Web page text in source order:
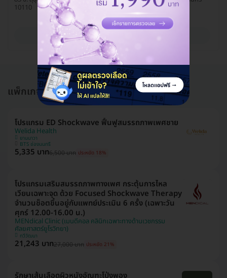
10110
ดูรายละเอียด
แพ็กเกจอื่นใน รักษาหย่อนสมรรถภาพ
โปรแกรม ED Shockwave ฟื้นฟูสมรรถภาพเพศชาย
Welida Health
ยานนาวา
BTS ช่องนนทรี
5,335 บาท6,500 บาท ประหยัด 18%
โปรแกรมเสริมสมรรถภาพทางเพศ กระตุ้นการไหล
เวียนเฉพาะจุด ด้วย Focused Shockwave Therapy
จำนวนช็อตขึ้นอยู่กับแพทย์ประเมิน 6 ครั้ง (เฉพาะวัน
ศุกร์ 12.00-16.00 น.)
MENdical Clinic (เมนดีคอล คลินิกเฉพาะทางด้านเวชกรรม
ศัลยศาสตร์ยูโรวิทยา)
ทวีวัฒนา
21,243 บาท27,000 บาท ประหยัด 21%
รักษาเส้นเลือดผิวหนังอัณฑะโป่งพอง